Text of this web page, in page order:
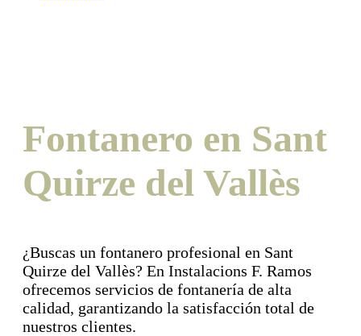
Fontanero en Sant
Quirze del Vallès
¿Buscas un fontanero profesional en Sant
Quirze del Vallès? En Instalacions F. Ramos
ofrecemos servicios de fontanería de alta
calidad, garantizando la satisfacción total de
nuestros clientes.